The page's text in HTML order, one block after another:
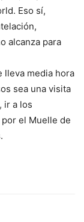
Eso sí,
alcanza para
lleva media hora
sea una visita
ir a los
el Muelle de